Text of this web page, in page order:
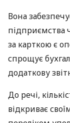
Вона
підприємства
за карткою є
спрощує
додаткову
До речі,
відкриває